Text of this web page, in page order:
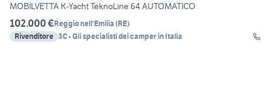
MOBILVETTA K-Yacht TeknoLine 64 AUTOMATICO
102.000 €Reggio nell'Emilia (RE)
Rivenditore 3C - Gli specialisti dei camper in Italia